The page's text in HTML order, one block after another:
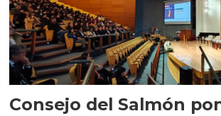
Consejo del Salmón